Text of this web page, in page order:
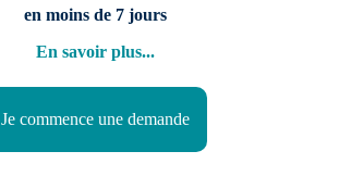
en moins de 7 jours
En savoir plus...
Je commence une demande